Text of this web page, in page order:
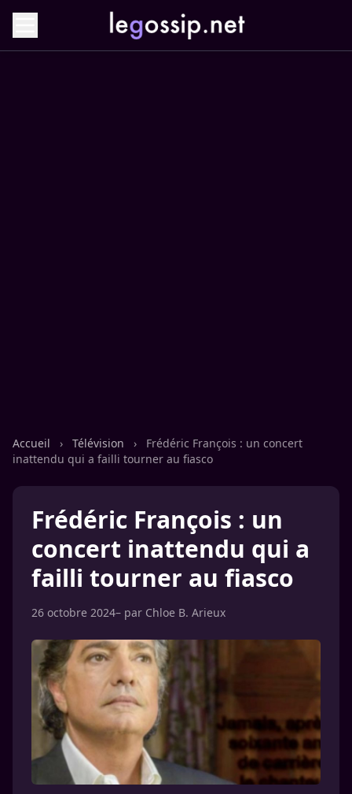
Accueil › Télévision ›
Frédéric François : un concert
inattendu qui a failli tourner au fiasco
Frédéric François : un
concert inattendu qui a
failli tourner au fiasco
26 octobre 2024– par Chloe B. Arieux